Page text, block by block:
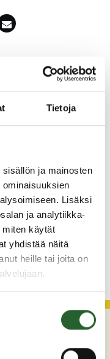
Tietoja
ja mainosten
Lisäksi
ja analytiikka-
miten käytät
yhdistää näitä
heille tai joita on
kiinni